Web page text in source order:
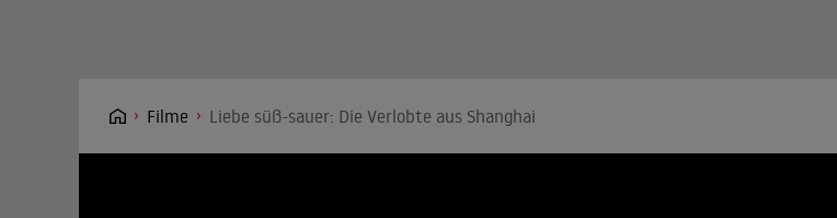
Filme Liebe süß-sauer: Die Verlobte aus Shanghai